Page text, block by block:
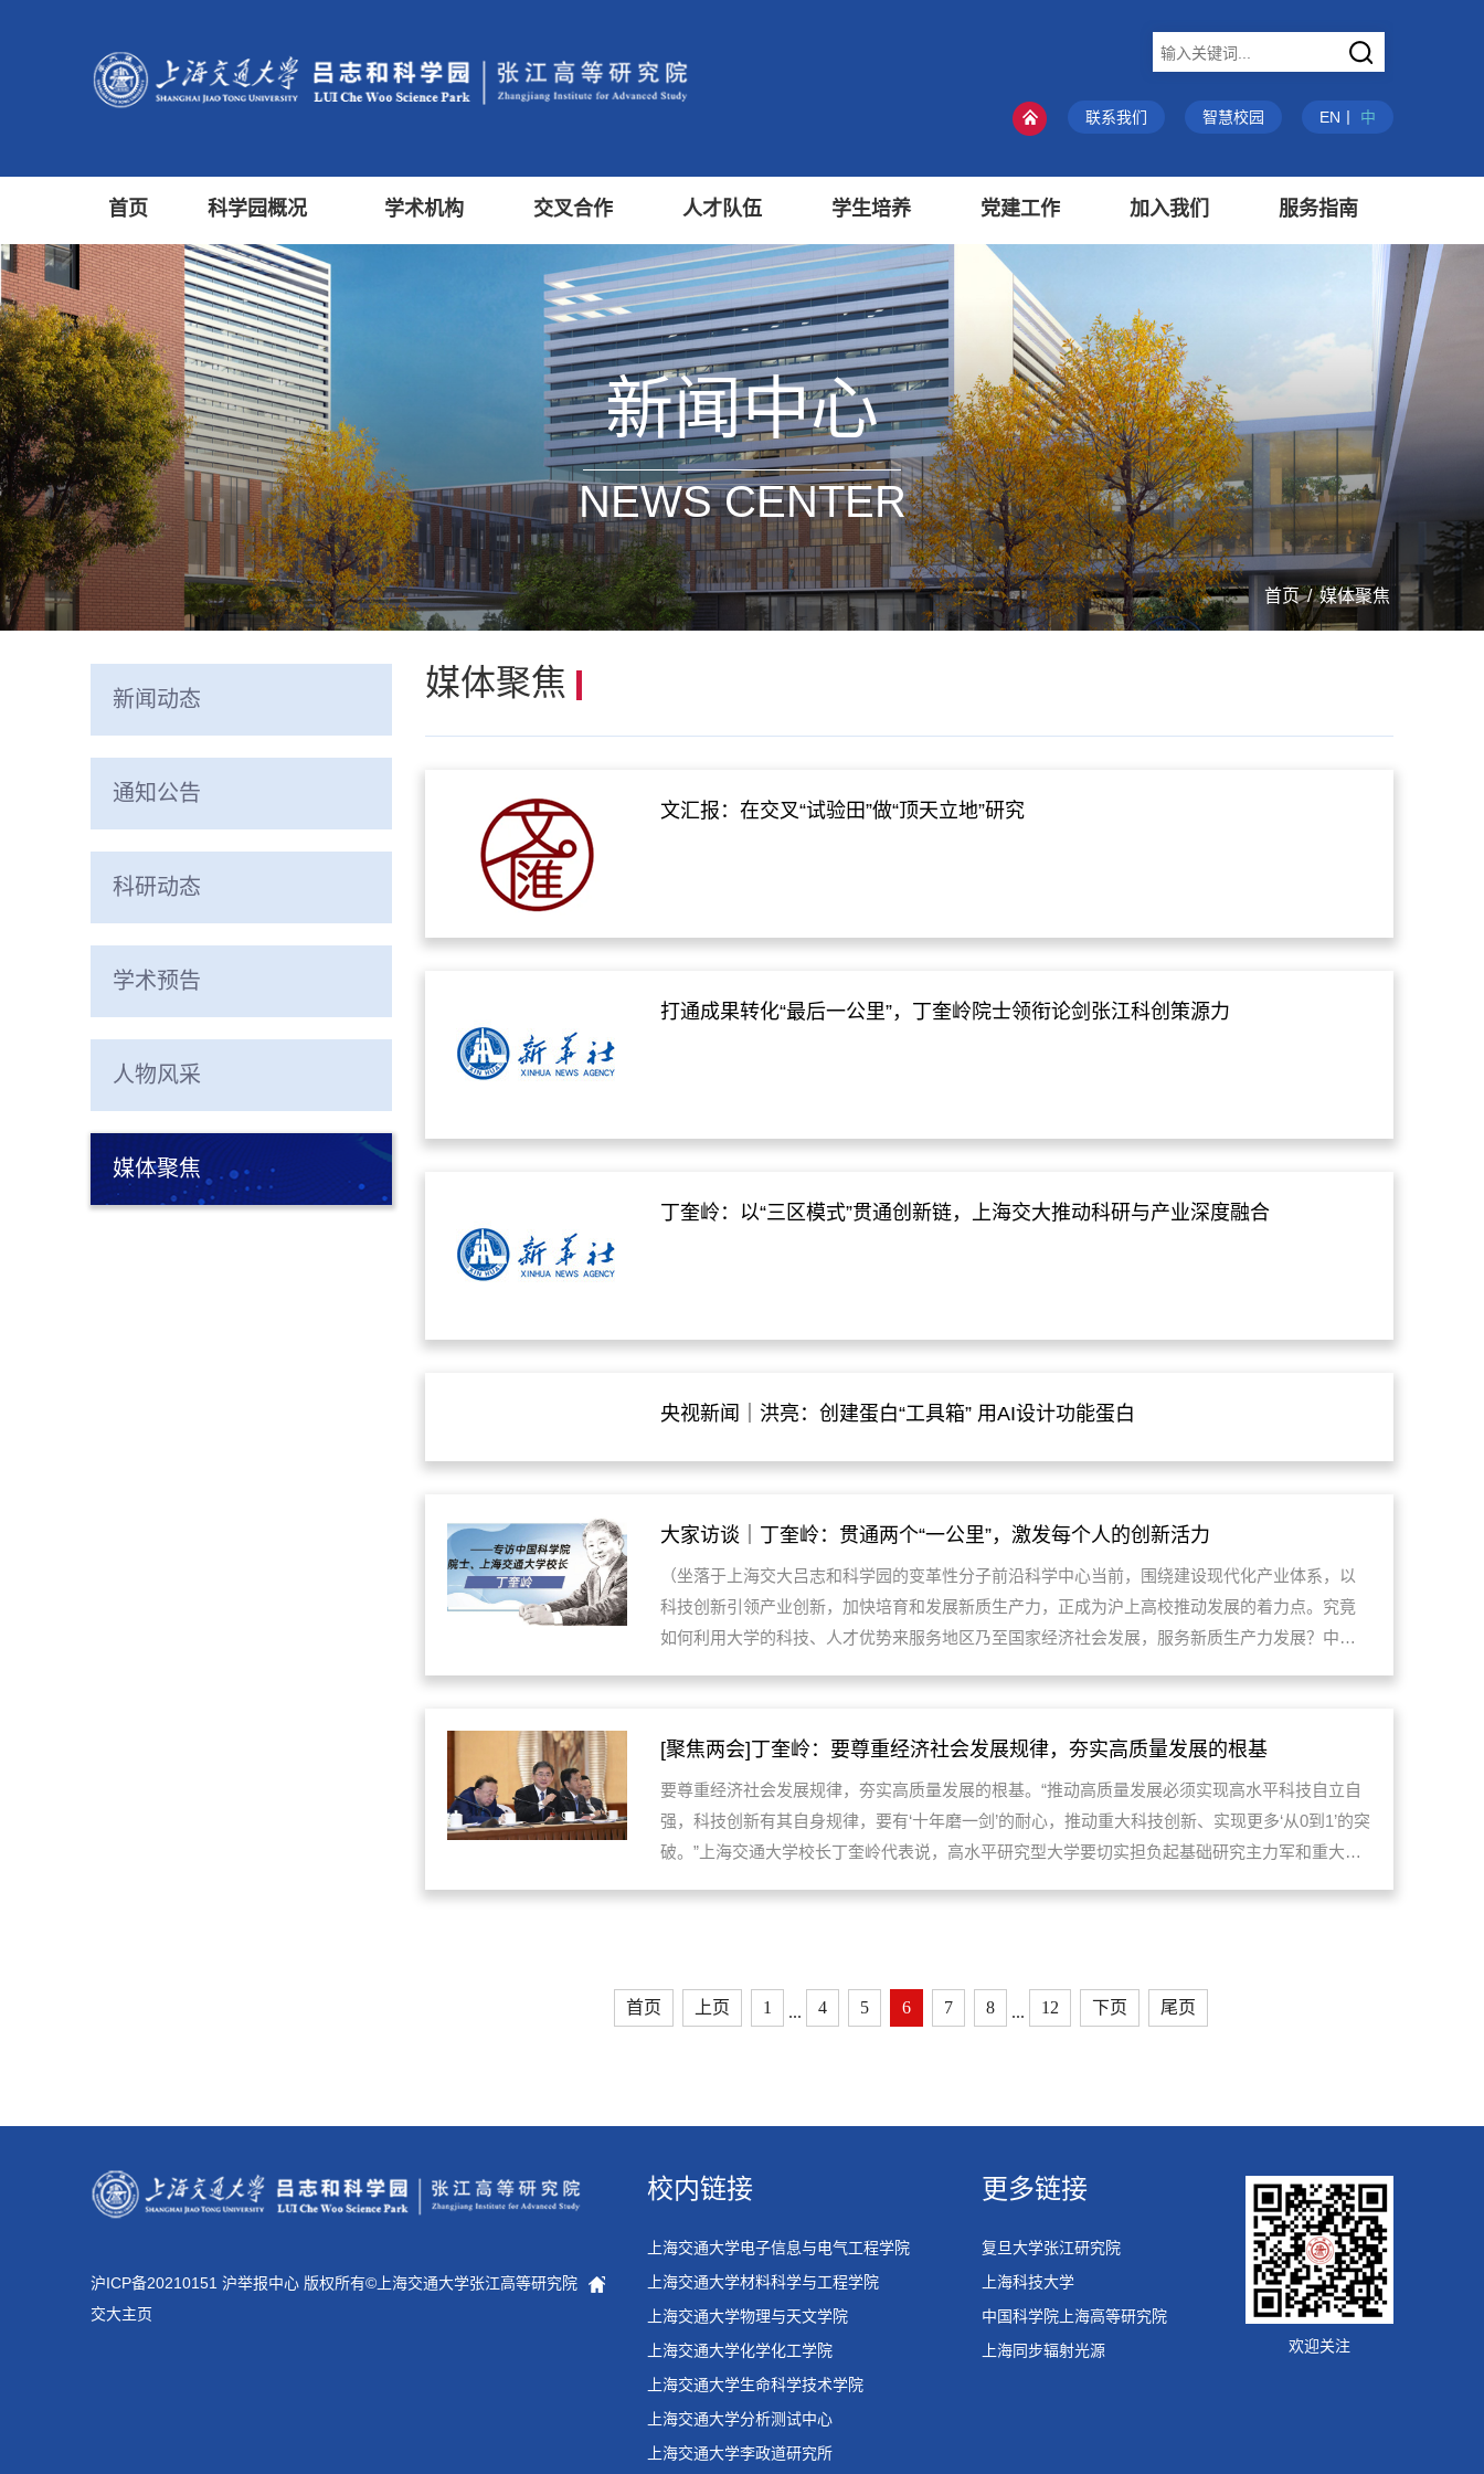
联系我们 智慧校园 EN 中
首页 科学园概况 学术机构 交叉合作 人才队伍 学生培养 党建工作 加入我们 服务指南
新闻中心
NEWS CENTER
首页/媒体聚焦
新闻动态
通知公告
科研动态
学术预告
人物风采
媒体聚焦
媒体聚焦
文汇报：在交叉“试验田”做“顶天立地”研究
打通成果转化“最后一公里”，丁奎岭院士领衔论剑张江科创策源力
丁奎岭：以“三区模式”贯通创新链，上海交大推动科研与产业深度融合
央视新闻｜洪亮：创建蛋白“工具箱” 用AI设计功能蛋白
大家访谈｜丁奎岭：贯通两个“一公里”，激发每个人的创新活力
（坐落于上海交大吕志和科学园的变革性分子前沿科学中心当前，围绕建设现代化产业体系，以
科技创新引领产业创新，加快培育和发展新质生产力，正成为沪上高校推动发展的着力点。究竟
如何利用大学的科技、人才优势来服务地区乃至国家经济社会发展，服务新质生产力发展？中国
[聚焦两会]丁奎岭：要尊重经济社会发展规律，夯实高质量发展的根基
要尊重经济社会发展规律，夯实高质量发展的根基。“推动高质量发展必须实现高水平科技自立自
强，科技创新有其自身规律，要有‘十年磨一剑’的耐心，推动重大科技创新、实现更多‘从0到1’的突
破。”上海交通大学校长丁奎岭代表说，高水平研究型大学要切实担负起基础研究主力军和重大科
首页 上页 1 ... 4 5 6 7 8 ... 12 下页 尾页
沪ICP备20210151 沪举报中心 版权所有©上海交通大学张江高等研究院
交大主页
校内链接
上海交通大学电子信息与电气工程学院
上海交通大学材料科学与工程学院
上海交通大学物理与天文学院
上海交通大学化学化工学院
上海交通大学生命科学技术学院
上海交通大学分析测试中心
上海交通大学李政道研究所
更多链接
复旦大学张江研究院
上海科技大学
中国科学院上海高等研究院
上海同步辐射光源
欢迎关注